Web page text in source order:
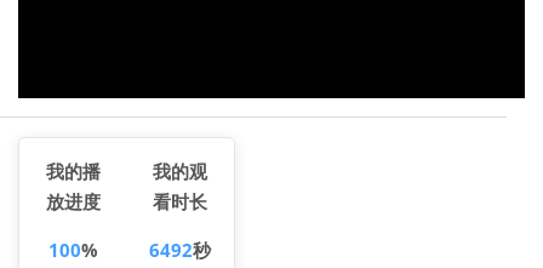
我的播
放进度
100%
我的观
看时长
6492秒